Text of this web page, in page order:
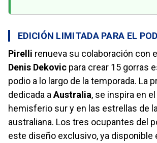
EDICIÓN LIMITADA PARA EL
Pirelli renueva su colaboración con
Denis Dekovic para crear 15 gorras
podio a lo largo de la temporada. La
dedicada a Australia, se inspira en
hemisferio sur y en las estrellas de
australiana. Los tres ocupantes del
este diseño exclusivo, ya disponible